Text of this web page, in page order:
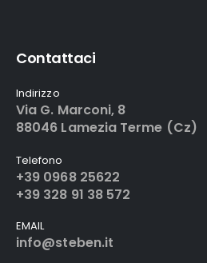
Contattaci
Indirizzo
Via G. Marconi, 8
88046 Lamezia Terme (Cz)
Telefono
+39 0968 25622
+39 328 91 38 572
EMAIL
info@steben.it